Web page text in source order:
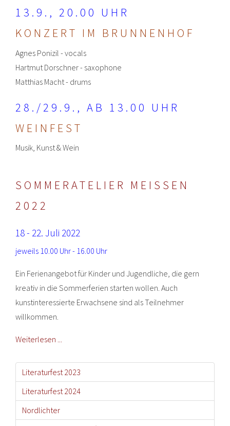
13.9., 20.00 UHR
KONZERT IM BRUNNENHOF
Agnes Ponizil - vocals
Hartmut Dorschner - saxophone
Matthias Macht - drums
28./29.9., AB 13.00 UHR
WEINFEST
Musik, Kunst & Wein
SOMMERATELIER MEISSEN 2
022
18 - 22. Juli 2022
jeweils 10.00 Uhr - 16.00 Uhr
Ein Ferienangebot für Kinder und Jugendliche, die gern
kreativ in die Sommerferien starten wollen. Auch
kunstinteressierte Erwachsene sind als Teilnehmer
willkommen.
Weiterlesen ...
Literaturfest 2023
Literaturfest 2024
Nordlichter